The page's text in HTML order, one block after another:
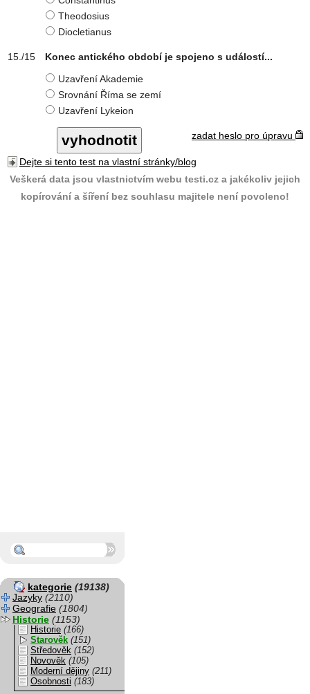
Theodosius
Diocletianus
Konec antického období je spojeno s událostí...
Uzavření Akademie
Srovnání Říma se zemí
Uzavření Lykeion
zadat heslo pro úpravu
Dejte si tento test na vlastní stránky/blog
Veškerá data jsou vlastnictvím webu testi.cz a jakékoliv jejich
kopírování a šíření bez souhlasu majitele není povoleno!
kategorie (19138)
Jazyky (2110)
Geografie (1804)
Historie (1153)
Historie (166)
Starověk (151)
Středověk (152)
Novověk (105)
Moderní dějiny (211)
Osobnosti (183)